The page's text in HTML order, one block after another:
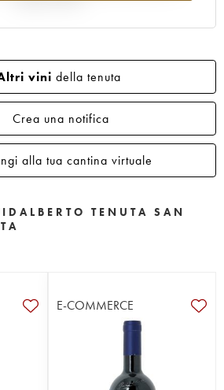
vini della tenuta
Crea una notifica
alla tua cantina virtuale
TENUTA SAN
E-COMMERCE